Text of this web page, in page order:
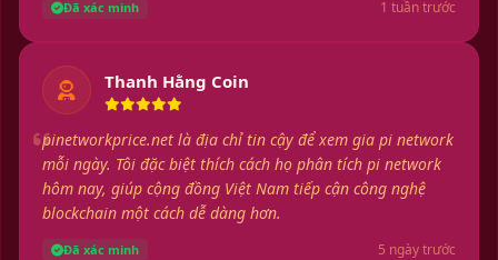
Đã xác minh 1 tuần trước
Thanh Hằng Coin
pinetworkprice.net là địa chỉ tin cậy để xem gia pi network
mỗi ngày. Tôi đặc biệt thích cách họ phân tích pi network
hôm nay, giúp cộng đồng Việt Nam tiếp cận công nghệ
blockchain một cách dễ dàng hơn.
Đã xác minh 5 ngày trước